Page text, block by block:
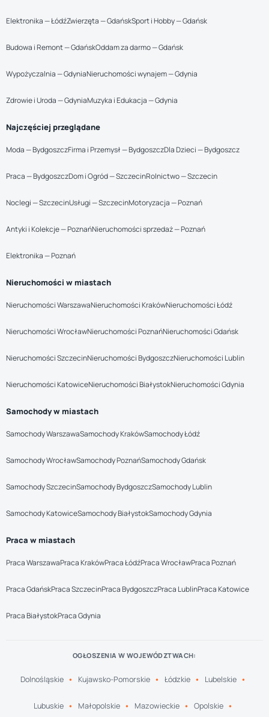
Elektronika — ŁódźZwierzęta — GdańskSport i Hobby — Gdańsk
Budowa i Remont — GdańskOddam za darmo — Gdańsk
Wypożyczalnia — GdyniaNieruchomości wynajem — Gdynia
Zdrowie i Uroda — GdyniaMuzyka i Edukacja — Gdynia
Najczęściej przeglądane
Moda — BydgoszczFirma i Przemysł — BydgoszczDla Dzieci — Bydgoszcz
Praca — BydgoszczDom i Ogród — SzczecinRolnictwo — Szczecin
Noclegi — SzczecinUsługi — SzczecinMotoryzacja — Poznań
Antyki i Kolekcje — PoznańNieruchomości sprzedaż — Poznań
Elektronika — Poznań
Nieruchomości w miastach
Nieruchomości WarszawaNieruchomości KrakówNieruchomości Łódź
Nieruchomości WrocławNieruchomości PoznańNieruchomości Gdańsk
Nieruchomości SzczecinNieruchomości BydgoszczNieruchomości Lublin
Nieruchomości KatowiceNieruchomości BiałystokNieruchomości Gdynia
Samochody w miastach
Samochody WarszawaSamochody KrakówSamochody Łódź
Samochody WrocławSamochody PoznańSamochody Gdańsk
Samochody SzczecinSamochody BydgoszczSamochody Lublin
Samochody KatowiceSamochody BiałystokSamochody Gdynia
Praca w miastach
Praca WarszawaPraca KrakówPraca ŁódźPraca WrocławPraca Poznań
Praca GdańskPraca SzczecinPraca BydgoszczPraca LublinPraca Katowice
Praca BiałystokPraca Gdynia
OGŁOSZENIA W WOJEWÓDZTWACH:
Dolnośląskie Kujawsko-Pomorskie Łódzkie Lubelskie
Lubuskie Małopolskie Mazowieckie Opolskie